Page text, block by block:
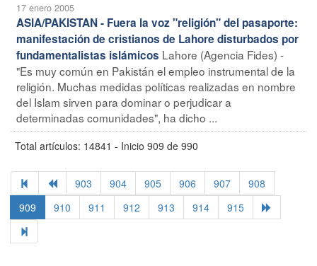
17 enero 2005
ASIA/PAKISTAN - Fuera la voz "religión" del pasaporte:
manifestación de cristianos de Lahore disturbados por
fundamentalistas islámicos Lahore (Agencia Fides) -
"Es muy común en Pakistán el empleo instrumental de la
religión. Muchas medidas políticas realizadas en nombre
del Islam sirven para dominar o perjudicar a
determinadas comunidades", ha dicho ...
Total artículos: 14841 - Inicio 909 de 990
903 904 905 906 907
908
909
910 911 912 913 914 915